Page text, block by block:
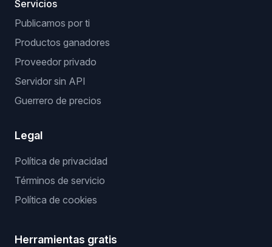
Servicios
Publicamos por ti
Productos ganadores
Proveedor privado
Servidor sin API
Guerrero de precios
Legal
Política de privacidad
Términos de servicio
Política de cookies
Herramientas gratis